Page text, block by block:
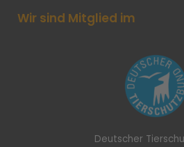
Wir sind Mitglied im
Deutscher